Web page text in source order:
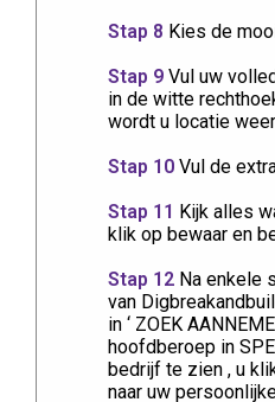
Stap 8 Kies de
Stap 9 Vul uw
in de witte
wordt u locatie
Stap 10 Vul de
Stap 11 Kijk alles
klik op bewaar en
Stap 12 Na enkele
van
in ‘ ZOEK
hoofdberoep in
bedrijf te zien , u
naar uw